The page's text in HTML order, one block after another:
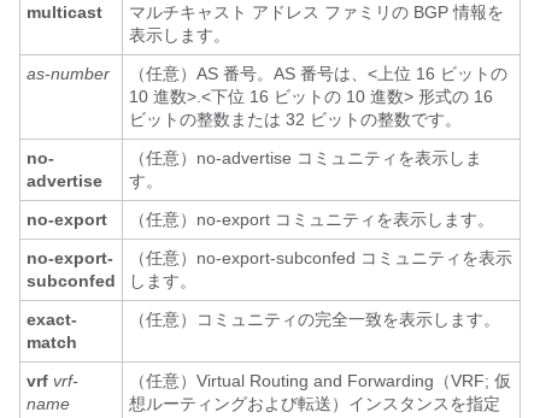
multicast
マルチキャスト アドレス ファミリの BGP 情報を
表示します。
as-number
（任意）AS 番号。AS 番号は、<上位 16 ビットの
10 進数>.<下位 16 ビットの 10 進数> 形式の 16
ビットの整数または 32 ビットの整数です。
no-
advertise
（任意）no-advertise コミュニティを表示しま
す。
no-export
（任意）no-export コミュニティを表示します。
no-export-
subconfed
（任意）no-export-subconfed コミュニティを表示
します。
exact-
match
（任意）コミュニティの完全一致を表示します。
vrf vrf-
name
（任意）Virtual Routing and Forwarding（VRF; 仮
想ルーティングおよび転送）インスタンスを指定